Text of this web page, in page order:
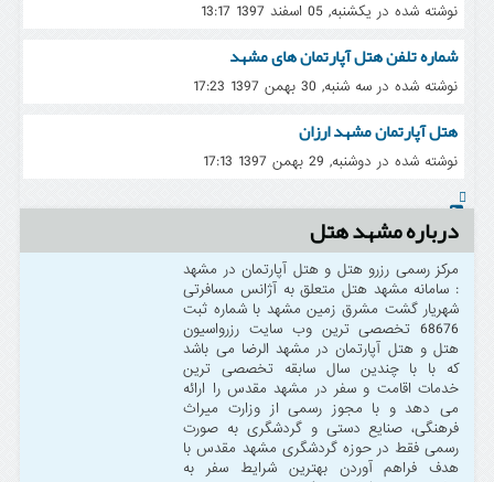
نوشته شده در یکشنبه, 05 اسفند 1397 13:17
شماره تلفن هتل آپارتمان های مشهد
نوشته شده در سه شنبه, 30 بهمن 1397 17:23
هتل آپارتمان مشهد ارزان
نوشته شده در دوشنبه, 29 بهمن 1397 17:13
درباره مشهد هتل
مرکز رسمی رزرو هتل و هتل آپارتمان در مشهد
: سامانه مشهد هتل متعلق به آژانس مسافرتی
شهریار گشت مشرق زمین مشهد با شماره ثبت
68676 تخصصی ترین وب سایت رزرواسیون
هتل و هتل آپارتمان در مشهد الرضا می باشد
که با با چندین سال سابقه تخصصی ترین
خدمات اقامت و سفر در مشهد مقدس را ارائه
می دهد و با مجوز رسمی از وزارت میراث
فرهنگی، صنایع دستی و گردشگری به صورت
رسمی فقط در حوزه گردشگری مشهد مقدس با
هدف فراهم آوردن بهترین شرایط سفر به